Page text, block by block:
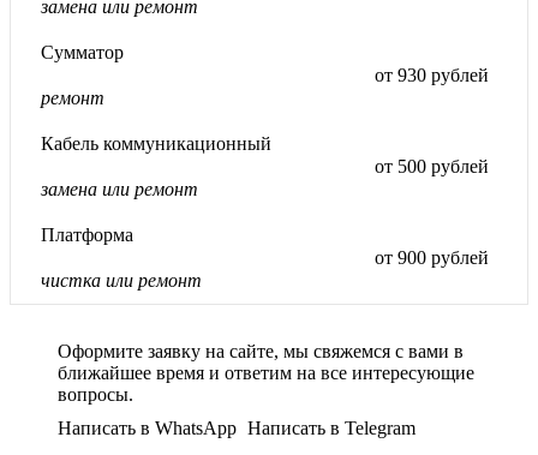
замена или ремонт
Сумматор
ремонт
от 930 рублей
Кабель коммуникационный
замена или ремонт
от 500 рублей
Платформа
чистка или ремонт
от 900 рублей
Оформите заявку на сайте, мы свяжемся с вами в
ближайшее время и ответим на все интересующие
вопросы.
Написать в WhatsApp Написать в Telegram